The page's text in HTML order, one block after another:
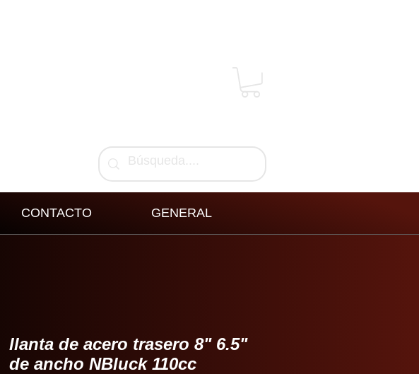
CONTACTO GENERAL
llanta de acero trasero 8" 6.5"
de ancho NBluck 110cc